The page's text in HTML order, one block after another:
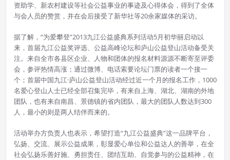
资助学、新农村建设等社会公益事业的事迹及心得体会，得到了全体
与会人员的赞赏，并在会后接受了新华社等20余家媒体的采访。
据了解，“为爱攀登”2013九江公益盛典系列活动5月初华丽启动以
来，首届九江公益奖评选、公益高峰论坛和庐山公益登山活动备受关
注。来自全市各县区企业、人物和团体的报名材料源源不断寄至评委
会，参评热情高涨；通过微博、电话索要论坛门票的读者一个接一
个；首届中国九江·庐山公益登山活动经过近一个月的报名工作，1000
名爱心登山人士已经全部召集完毕，有来自上海、湖北、湖南的外地
团队，也有来自南昌、景德镇的省内团队，最大的团队人数达到300
人，最小的则是两人结伴而来的。
活动举办方负责人也表示，希望打造“九江公益盛典”这一品牌平台，
弘扬、交流、展示公益成果，彰显爱心单位和公益达人的善举，在全
社会弘扬乐善好施、勇担责任、团结互助、自觉参与的公益精神，在